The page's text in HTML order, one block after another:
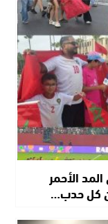
للسيدات 2026: بين المد الأحمر
كل حدب…